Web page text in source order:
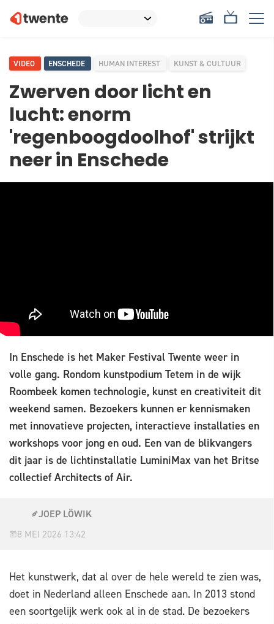
VIDEO ENSCHEDE HUMAN INTEREST KUNST & CULTUUR
Zwerven door licht en
lucht: enorm
'regenboogdoolhof' strijkt
neer in Enschede
In Enschede is het Maker Festival Twente weer in
volle gang. Rondom kunstpodium Tetem in de wijk
Roombeek komen technologie, kunst en creativiteit dit
weekend samen. Bezoekers kunnen er kennismaken
met innovatieve projecten, interactieve installaties en
workshops voor jong en oud. Een van de blikvangers
dit jaar is de lichtinstallatie LuminiMax van het Britse
collectief Architects of Air.
JOEP LÖWIK
8 MEI 2026 13:42
Het kunstwerk, dat al over de hele wereld te zien was,
doet in Nederland alleen Enschede aan. In 2013 stond
een soortgelijk werk ook al in de stad. De bezoekers